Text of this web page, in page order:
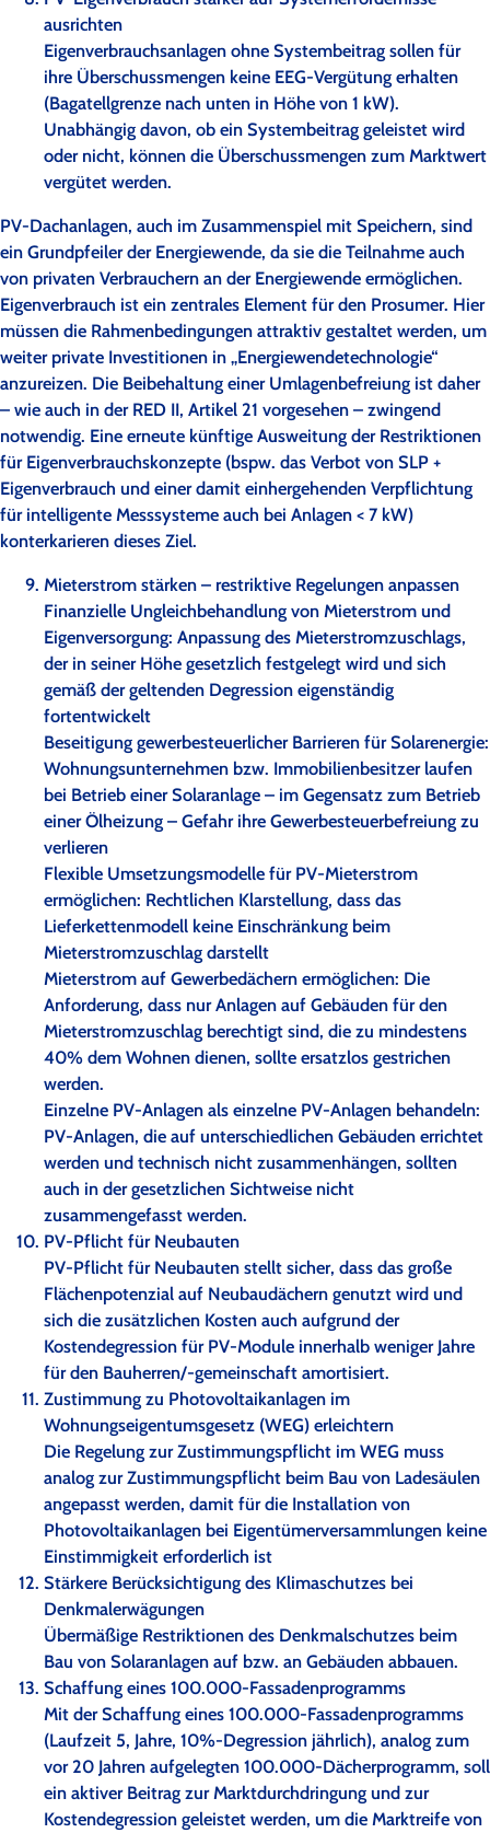
ausrichten
Eigenverbrauchsanlagen ohne Systembeitrag sollen für
ihre Überschussmengen keine EEG-Vergütung erhalten
(Bagatellgrenze nach unten in Höhe von 1 kW).
Unabhängig davon, ob ein Systembeitrag geleistet wird
oder nicht, können die Überschussmengen zum Marktwert
vergütet werden.
PV-Dachanlagen, auch im Zusammenspiel mit Speichern, sind
ein Grundpfeiler der Energiewende, da sie die Teilnahme auch
von privaten Verbrauchern an der Energiewende ermöglichen.
Eigenverbrauch ist ein zentrales Element für den Prosumer. Hier
müssen die Rahmenbedingungen attraktiv gestaltet werden, um
weiter private Investitionen in „Energiewendetechnologie“
anzureizen. Die Beibehaltung einer Umlagenbefreiung ist daher
– wie auch in der RED II, Artikel 21 vorgesehen – zwingend
notwendig. Eine erneute künftige Ausweitung der Restriktionen
für Eigenverbrauchskonzepte (bspw. das Verbot von SLP +
Eigenverbrauch und einer damit einhergehenden Verpflichtung
für intelligente Messsysteme auch bei Anlagen < 7 kW)
konterkarieren dieses Ziel.
Mieterstrom stärken – restriktive Regelungen anpassen
Finanzielle Ungleichbehandlung von Mieterstrom und
Eigenversorgung: Anpassung des Mieterstromzuschlags,
der in seiner Höhe gesetzlich festgelegt wird und sich
gemäß der geltenden Degression eigenständig
fortentwickelt
Beseitigung gewerbesteuerlicher Barrieren für Solarenergie:
Wohnungsunternehmen bzw. Immobilienbesitzer laufen
bei Betrieb einer Solaranlage – im Gegensatz zum Betrieb
einer Ölheizung – Gefahr ihre Gewerbesteuerbefreiung zu
verlieren
Flexible Umsetzungsmodelle für PV-Mieterstrom
ermöglichen: Rechtlichen Klarstellung, dass das
Lieferkettenmodell keine Einschränkung beim
Mieterstromzuschlag darstellt
Mieterstrom auf Gewerbedächern ermöglichen: Die
Anforderung, dass nur Anlagen auf Gebäuden für den
Mieterstromzuschlag berechtigt sind, die zu mindestens
40% dem Wohnen dienen, sollte ersatzlos gestrichen
werden.
Einzelne PV-Anlagen als einzelne PV-Anlagen behandeln:
PV-Anlagen, die auf unterschiedlichen Gebäuden errichtet
werden und technisch nicht zusammenhängen, sollten
auch in der gesetzlichen Sichtweise nicht
zusammengefasst werden.
PV-Pflicht für Neubauten
PV-Pflicht für Neubauten stellt sicher, dass das große
Flächenpotenzial auf Neubaudächern genutzt wird und
sich die zusätzlichen Kosten auch aufgrund der
Kostendegression für PV-Module innerhalb weniger Jahre
für den Bauherren/-gemeinschaft amortisiert.
Zustimmung zu Photovoltaikanlagen im
Wohnungseigentumsgesetz (WEG) erleichtern
Die Regelung zur Zustimmungspflicht im WEG muss
analog zur Zustimmungspflicht beim Bau von Ladesäulen
angepasst werden, damit für die Installation von
Photovoltaikanlagen bei Eigentümerversammlungen keine
Einstimmigkeit erforderlich ist
Stärkere Berücksichtigung des Klimaschutzes bei
Denkmalerwägungen
Übermäßige Restriktionen des Denkmalschutzes beim
Bau von Solaranlagen auf bzw. an Gebäuden abbauen.
Schaffung eines 100.000-Fassadenprogramms
Mit der Schaffung eines 100.000-Fassadenprogramms
(Laufzeit 5, Jahre, 10%-Degression jährlich), analog zum
vor 20 Jahren aufgelegten 100.000-Dächerprogramm, soll
ein aktiver Beitrag zur Marktdurchdringung und zur
Kostendegression geleistet werden, um die Marktreife von